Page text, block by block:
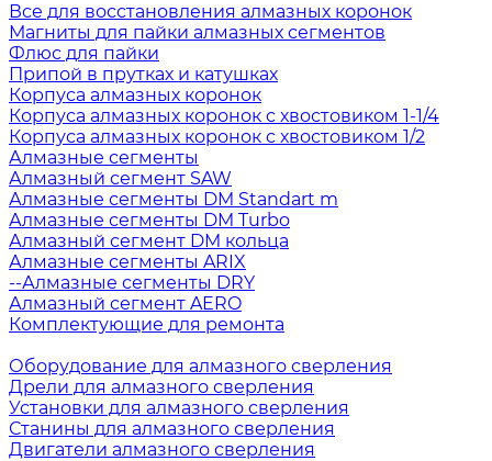
Все для восстановления алмазных коронок
Магниты для пайки алмазных сегментов
Флюс для пайки
Припой в прутках и катушках
Корпуса алмазных коронок
Корпуса алмазных коронок с хвостовиком 1-1/4
Корпуса алмазных коронок с хвостовиком 1/2
Алмазные сегменты
Алмазный сегмент SAW
Алмазные сегменты DM Standart m
Алмазные сегменты DM Turbo
Алмазный сегмент DM кольца
Алмазные сегменты ARIX
--Алмазные сегменты DRY
Алмазный сегмент AERO
Комплектующие для ремонта
Оборудование для алмазного сверления
Дрели для алмазного сверления
Установки для алмазного сверления
Станины для алмазного сверления
Двигатели алмазного сверления